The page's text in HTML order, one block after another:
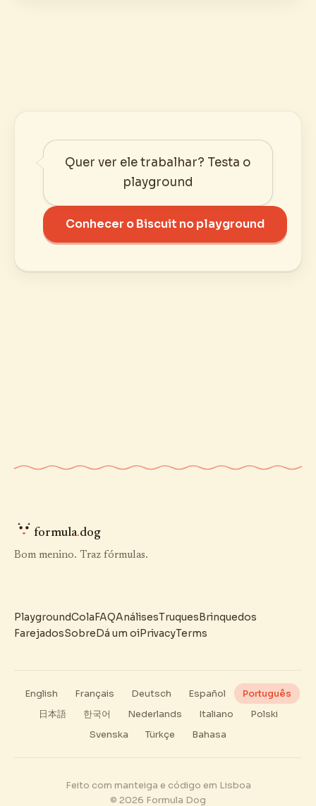
Quer ver ele trabalhar? Testa o
playground
Conhecer o Biscuit no playground
formula.dog
Bom menino. Traz fórmulas.
PlaygroundColaFAQAnálisesTruquesBrinquedos
FarejadosSobreDá um oiPrivacyTerms
English Français Deutsch Español
Português
日本語
한국어 Nederlands Italiano
Polski
Svenska
Türkçe Bahasa
Feito com manteiga e código em Lisboa
© 2026 Formula Dog